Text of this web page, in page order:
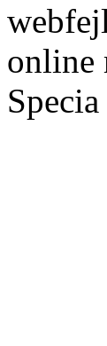
online